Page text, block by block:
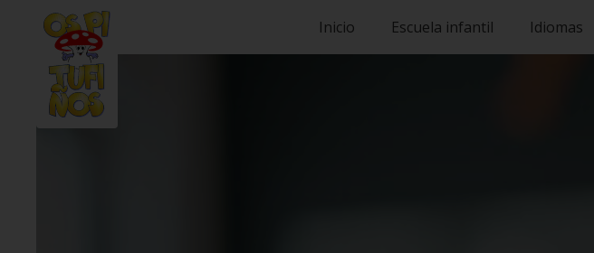
Inicio Escuela infantil Idiomas